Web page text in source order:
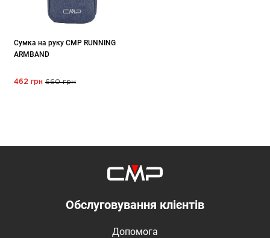
Сумка на руку CMP RUNNING
ARMBAND
462 грн 660 грн
Обслуговування клієнтів
Допомога